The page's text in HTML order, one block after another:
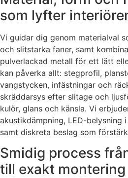
som lyfter
Vi guidar dig genom materialval
och slitstarka faner, samt
pulverlackad metall för ett lätt
kan påverka allt: stegprofil,
vangstycken, infästningar och
skräddarsys efter slitage och
kulör, glans och känsla. Vi
akustikdämpning, LED-belysning
samt diskreta beslag som
Smidig process
till exakt montering